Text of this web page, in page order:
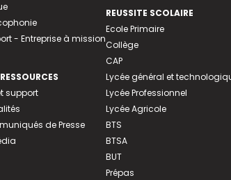
- Entreprise à mission
support
de Presse
REUSSITE SCOLAIRE
Ecole Primaire
Collège
CAP
Lycée général et
Lycée Professionnel
Lycée Agricole
BTS
BTSA
BUT
Prépas